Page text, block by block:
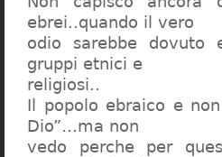
ebrei..quando il vero
odio sarebbe dovuto
gruppi etnici e
religiosi..
Il popolo ebraico e
Dio”…ma non
vedo perche per